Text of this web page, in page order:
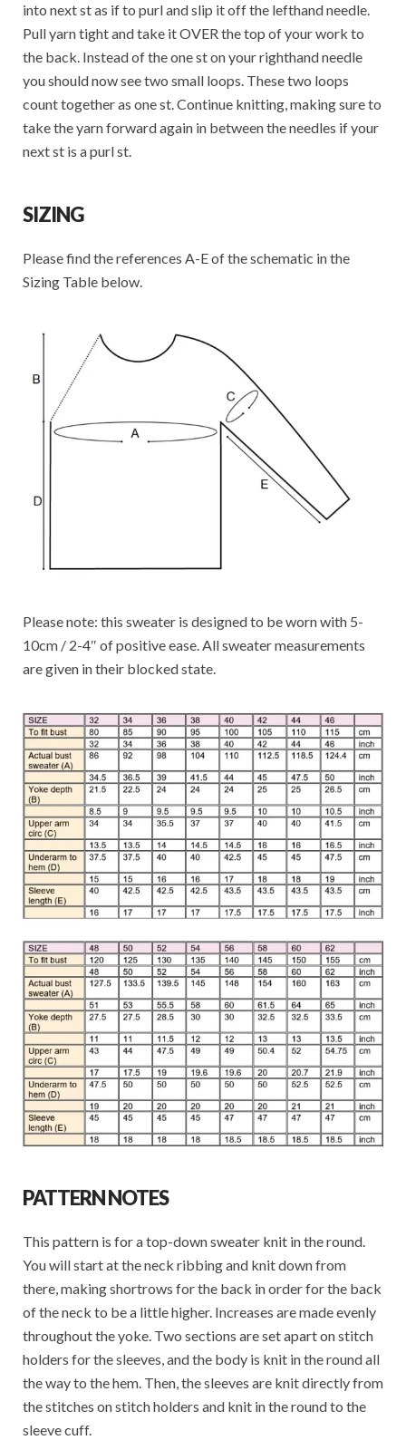
into next st as if to purl and slip it off the lefthand needle.
Pull yarn tight and take it OVER the top of your work to
the back. Instead of the one st on your righthand needle
you should now see two small loops. These two loops
count together as one st. Continue knitting, making sure to
take the yarn forward again in between the needles if your
next st is a purl st.
SIZING
Please find the references A-E of the schematic in the
Sizing Table below.
Please note: this sweater is designed to be worn with 5-
10cm / 2-4″ of positive ease. All sweater measurements
are given in their blocked state.
PATTERN NOTES
This pattern is for a top-down sweater knit in the round.
You will start at the neck ribbing and knit down from
there, making shortrows for the back in order for the back
of the neck to be a little higher. Increases are made evenly
throughout the yoke. Two sections are set apart on stitch
holders for the sleeves, and the body is knit in the round all
the way to the hem. Then, the sleeves are knit directly from
the stitches on stitch holders and knit in the round to the
sleeve cuff.